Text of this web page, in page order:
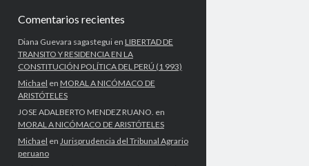
Comentarios recientes
Diana Guevara sagasteguien LIBERTAD DE
TRANSITO Y RESIDENCIA EN LA
CONSTITUCIÓN POLÍTICA DEL PERÚ (1 993)
Michael en MORAL A NICÓMACO DE
ARISTÓTELES
JOSE ADALBERTO MENDEZ RUANO. en
MORAL A NICÓMACO DE ARISTÓTELES
Michael en Jurisprudencia del Tribunal Agrario
peruano